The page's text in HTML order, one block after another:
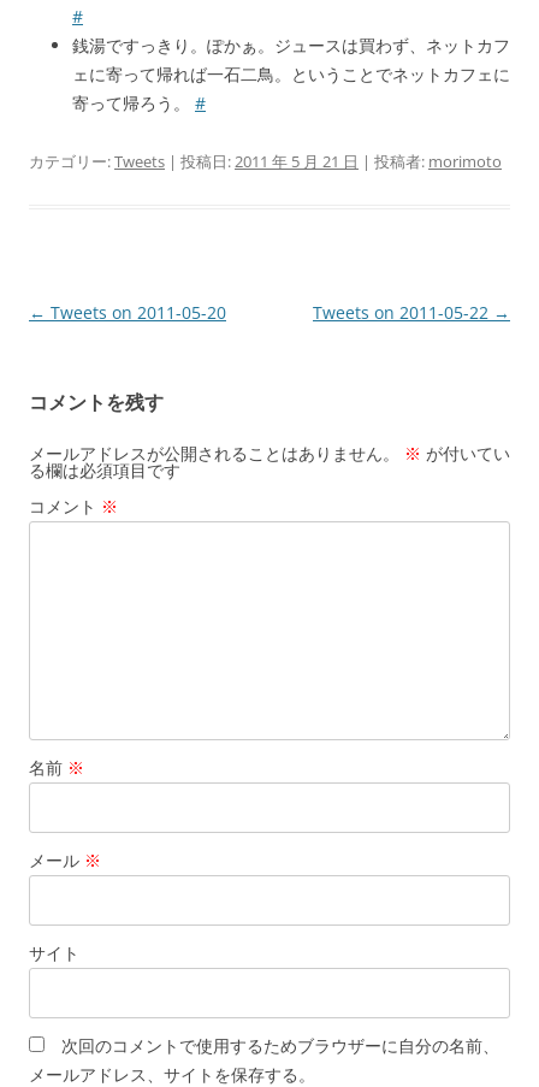
#
銭湯ですっきり。ぽかぁ。ジュースは買わず、ネットカフ
ェに寄って帰れば一石二鳥。ということでネットカフェに
寄って帰ろう。 #
カテゴリー:Tweets | 投稿日:2011 年 5 月 21 日 | 投稿者: morimoto
投
ビ
ゲ
ー
シ
← Tweets on 2011-05-20 Tweets on 2011-05-22 →
コメントを残す
メールアドレスが公開されることはありません。 ※ が付いてい
る欄は必須項目です
コメント ※
名前 ※
メール ※
サイト
次回のコメントで使用するためブラウザーに自分の名前、
メールアドレス、サイトを保存する。